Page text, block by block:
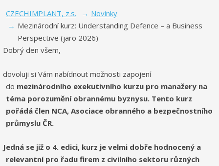
CZECHIMPLANT, z.s.
Novinky
Mezinárodní kurz: Understanding Defence – a Business
Perspective (jaro 2026)
Dobrý den všem,
dovoluji si Vám nabídnout možnosti zapojení
do mezinárodního exekutivního kurzu pro manažery na
téma porozumění obrannému byznysu. Tento kurz
pořádá člen NCA, Asociace obranného a bezpečnostního
průmyslu ČR.
Jedná se již o 4. edici, kurz je velmi dobře hodnocený a
relevantní pro řadu firem z civilního sektoru různých